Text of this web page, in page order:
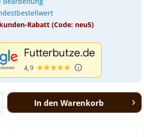
Rabatt (Code: neu5)
In den Warenkorb